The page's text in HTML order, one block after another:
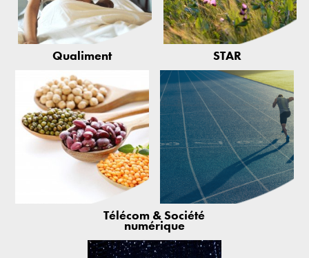
Qualiment STAR
Télécom & Société
numérique